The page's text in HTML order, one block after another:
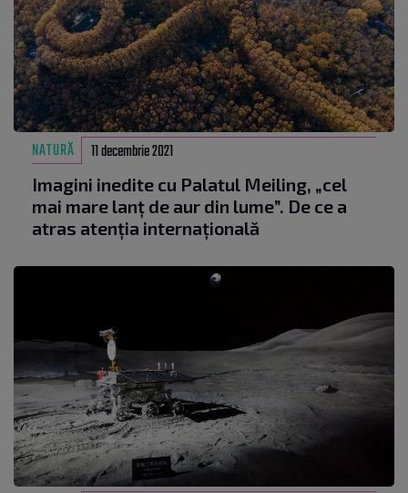
NATURĂ 11 decembrie 2021
Imagini inedite cu Palatul Meiling, „cel
mai mare lanț de aur din lume”. De ce a
atras atenția internațională